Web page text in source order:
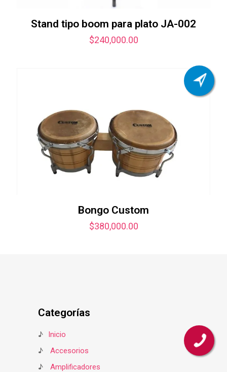
Stand tipo boom para plato JA-002
$240,000.00
Bongo Custom
$380,000.00
Categorías
♪
Inicio
♪
Accesorios
♪
Amplificadores